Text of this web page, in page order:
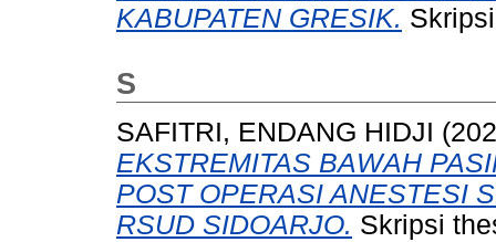
KABUPATEN GRESIK.
S
SAFITRI, ENDANG HIDJI
EKSTREMITAS BAWAH
POST OPERASI ANESTESI
RSUD SIDOARJO. Skripsi